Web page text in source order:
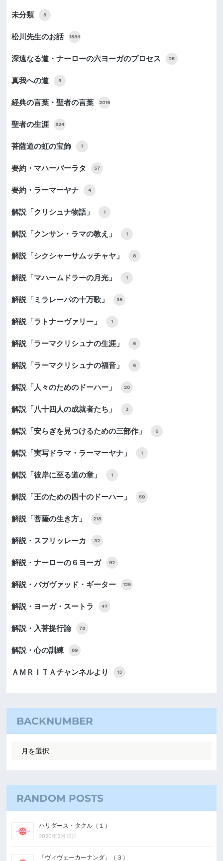
未分類 5
松川先生のお話 1534
深遠なる道・ナーローの六ヨーガのプロセス 25
真我への道 9
経典の言葉・聖者の言葉 2016
聖者の生涯 824
菩薩道の虹の宝飾 7
要約・マハーバーラタ 57
要約・ラーマーヤナ 4
解説「クリシュナ物語」 1
解説「クンサン・ラマの教え」 1
解説「シクシャーサムッチャヤ」 8
解説「マハームドラーの月光」 1
解説「ミラレーパの十万歌」 35
解説「ラトナーヴァリー」 1
解説「ラーマクリシュナの生涯」 6
解説「ラーマクリシュナの福音」 6
解説「人々のためのドーハー」 20
解説「八十四人の成就者たち」 3
解説「安らぎを見つけるための三部作」 6
解説「実写ドラマ・ラーマーヤナ」 1
解説「彼岸に至る道の章」 1
解説「王のための四十のドーハー」 59
解説「菩薩の生き方」 218
解説・スフリッレーカ 32
解説・ナーローの６ヨーガ 92
解説・バガヴァッド・ギーター 125
解説・ヨーガ・スートラ 47
解説・入菩提行論 78
解説・心の訓練 89
ＡＭＲＩＴＡチャンネルより 13
BACKNUMBER
RANDOM POSTS
ハリダース・タクル（１）
2020年2月16日
「ヴィヴェーカーナンダ」（３）